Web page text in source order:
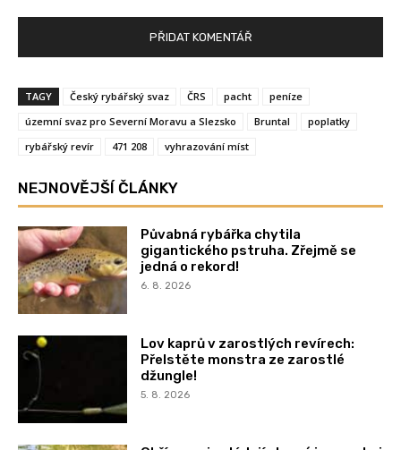
TAGY Český rybářský svaz ČRS pacht
peníze
územní svaz pro Severní Moravu a Slezsko
Bruntal
poplatky
rybářský revír
471 208 vyhrazování míst
NEJNOVĚJŠÍ ČLÁNKY
Půvabná rybářka chytila
gigantického pstruha. Zřejmě se
jedná o rekord!
6. 8. 2026
Lov kaprů v zarostlých revírech:
Přelstěte monstra ze zarostlé
džungle!
5. 8. 2026